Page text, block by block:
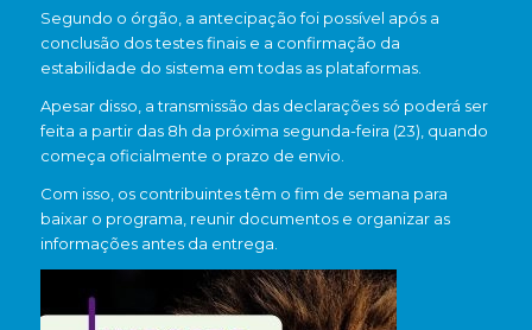
Segundo o órgão, a antecipação foi possível após a
conclusão dos testes finais e a confirmação da
estabilidade do sistema em todas as plataformas.
Apesar disso, a transmissão das declarações só poderá ser
feita a partir das 8h da próxima segunda-feira (23), quando
começa oficialmente o prazo de envio.
Com isso, os contribuintes têm o fim de semana para
baixar o programa, reunir documentos e organizar as
informações antes da entrega.